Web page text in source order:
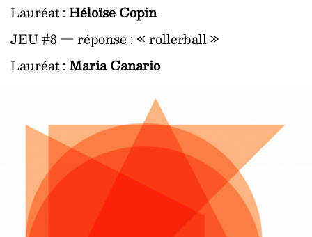
Lauréat :Héloïse Copin
JEU #8 — réponse : « rollerball »
Lauréat :Maria Canario